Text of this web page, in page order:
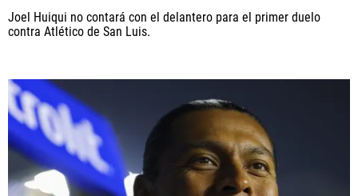
Joel Huiqui no contará con el delantero para el primer duelo
contra Atlético de San Luis.